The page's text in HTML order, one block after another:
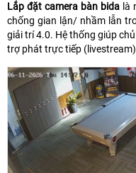
Lắp đặt camera bàn bidalà
chống gian lận/ nhầm lẫn
giải trí 4.0. Hệ thống giúp
trợ phát trực tiếp